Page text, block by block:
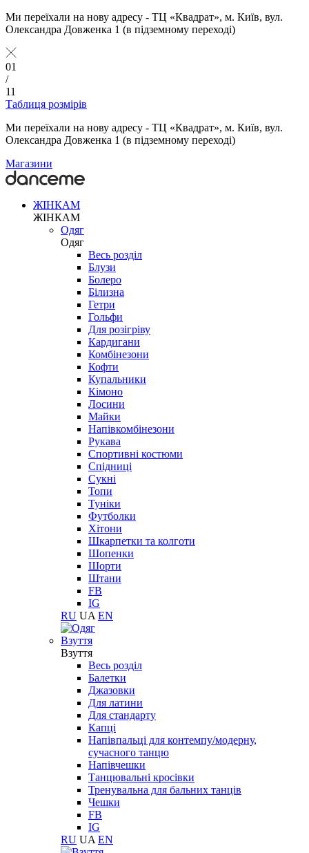
Ми переїхали на нову адресу - ТЦ «Квадрат», м. Київ, вул.
Олександра Довженка 1 (в підземному переході)
01
/
11
Таблиця розмірів
Ми переїхали на нову адресу - ТЦ «Квадрат», м. Київ, вул.
Олександра Довженка 1 (в підземному переході)
Магазини
ЖІНКАМ
ЖІНКАМ
Одяг
Одяг
Весь розділ
Блузи
Болеро
Білизна
Гетри
Гольфи
Для розігріву
Кардигани
Комбінезони
Кофти
Купальники
Кімоно
Лосини
Майки
Напівкомбінезони
Рукава
Спортивні костюми
Спідниці
Сукні
Топи
Туніки
Футболки
Хітони
Шкарпетки та колготи
Шопенки
Шорти
Штани
FB
IG
RU UA EN
Взуття
Взуття
Весь розділ
Балетки
Джазовки
Для латини
Для стандарту
Капці
Напівпальці для контемпу/модерну,
сучасного танцю
Напівчешки
Танцювальні кросівки
Тренувальна для бальних танців
Чешки
FB
IG
RU UA EN